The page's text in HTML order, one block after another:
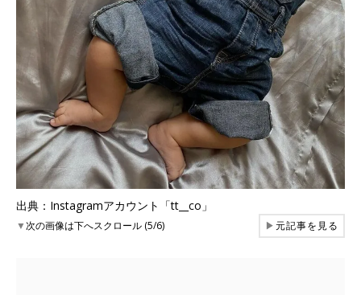
出典：Instagramアカウント「tt__co」
▼次の画像は下へスクロール (5/6) ▶元記事を見る